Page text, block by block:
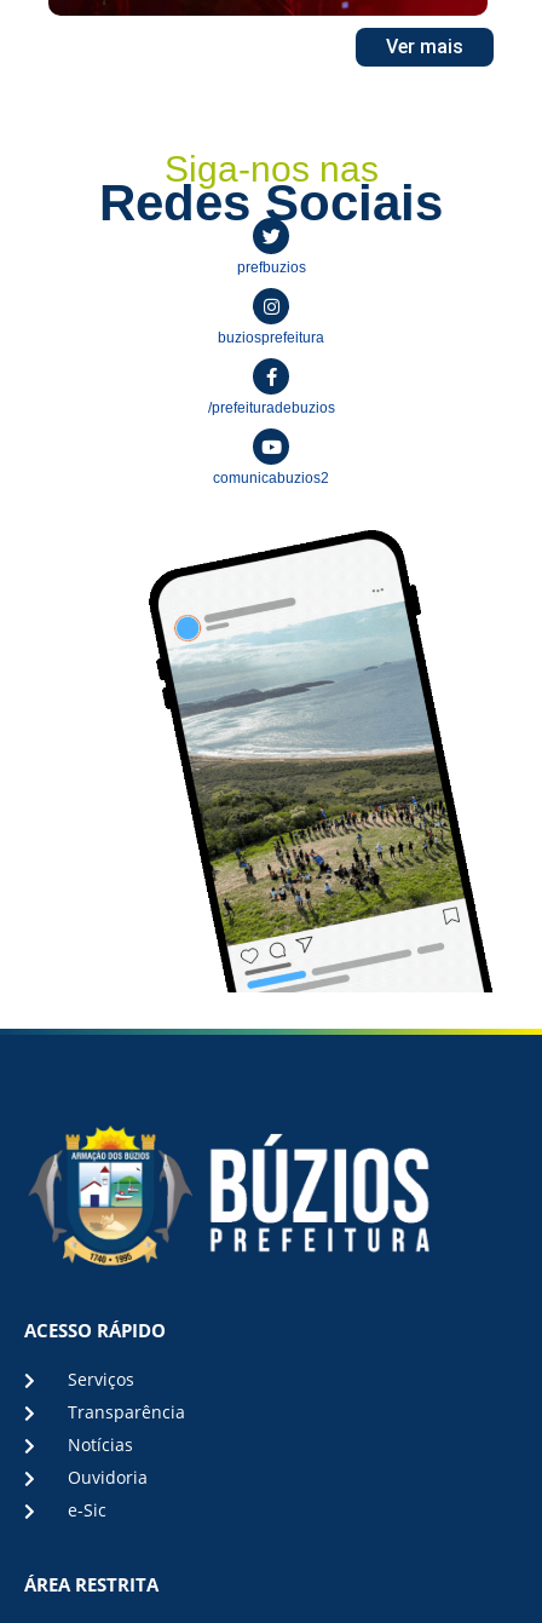
Ver mais
Siga-nos nas
Redes Sociais
prefbuzios
buziosprefeitura
/prefeituradebuzios
comunicabuzios2
ACESSO RÁPIDO
Serviços
Transparência
Notícias
Ouvidoria
e-Sic
ÁREA RESTRITA